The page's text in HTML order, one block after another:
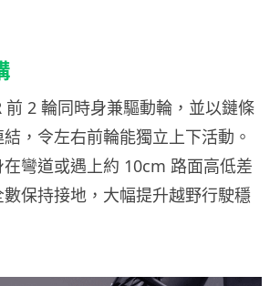
前 2 輪同時身兼驅動輪，並以鏈條
，令左右前輪能獨立上下活動。
彎道或遇上約 10cm 路面高低差
保持接地，大幅提升越野行駛穩